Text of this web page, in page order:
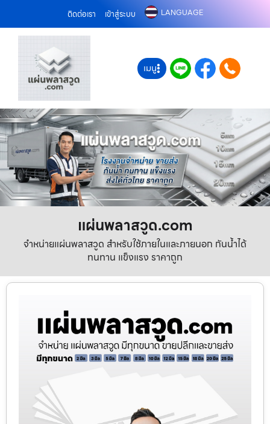
ติดต่อเรา เข้าสู่ระบบ LANGUAGE
เมนู
แผ่นพลาสวูด.com
จำหน่ายแผ่นพลาสวูด สำหรับใช้ภายในและภายนอก กันน้ำได้
ทนทาน แข็งแรง ราคาถูก